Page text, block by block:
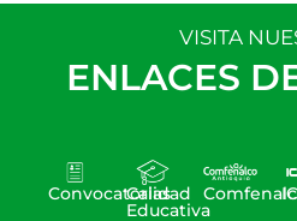
VISITA
ENLACES
Convocatorias
Calidad
Educativa